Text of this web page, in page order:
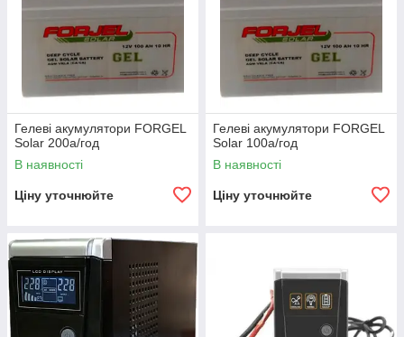
Гелеві акумулятори FORGEL
Solar 200а/год
В наявності
Ціну уточнюйте
Гелеві акумулятори FORGEL
Solar 100а/год
В наявності
Ціну уточнюйте